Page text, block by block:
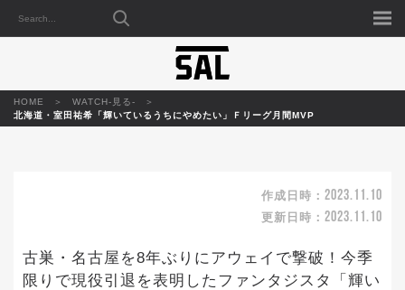
HOME
WATCH-見る-
北海道・室田祐希「輝いているうちにやめたい」Ｆリーグ月間MVP
作成日時： 2023.11.10
更新日時： 2023.11.10
古巣・名古屋を8年ぶりにアウェイで撃破！今季
限りで現役引退を表明したファンタジスタ「輝い